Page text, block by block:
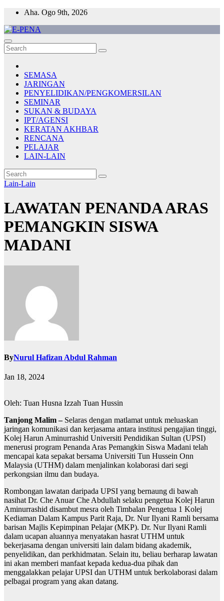
Skip
content
Aha. Ogo 9th, 2026
E-PENA
Berita Digital Terkini
SEMASA
JARINGAN
PENYELIDIKAN/PENGKOMERSILAN
SEMINAR
SUKAN & BUDAYA
IPT/AGENSI
KERATAN AKHBAR
RENCANA
PELAJAR
LAIN-LAIN
Lain-Lain
LAWATAN PENANDA ARAS
PEMANGKIN SISWA
MADANI
ByNurul Hafizan Abdul Rahman
Jan 18, 2024
Oleh: Tuan Husna Izzah Tuan Hussin
Tanjong Malim –Selaras dengan matlamat untuk meluaskan
jaringan komunikasi dan kerjasama antara institusi pengajian tinggi,
Kolej Harun Aminurrashid Universiti Pendidikan Sultan (UPSI)
menerusi program Penanda Aras Pemangkin Siswa Madani telah
mencapai kata sepakat bersama Universiti Tun Hussein Onn
Malaysia (UTHM) dalam menjalinkan kolaborasi dari segi
perkongsian ilmu dan budaya.
Rombongan lawatan daripada UPSI yang bernaung di bawah
nasihat Dr. Che Anuar Che Abdullah selaku pengetua Kolej Harun
Aminurrashid disambut mesra oleh Timbalan Pengetua 1 Kolej
Kediaman Dalam Kampus Parit Raja, Dr. Nur Ilyani Ramli bersama
barisan Majlis Kepimpinan Pelajar (MKP). Dr. Nur Ilyani Ramli
dalam ucapan aluannya menyatakan hasrat UTHM untuk
bekerjasama dengan universiti lain dalam bidang akademik,
penyelidikan, dan perkhidmatan. Selain itu, beliau berharap lawatan
ini akan memberi manfaat kepada kedua-dua pihak dan
menggalakkan pelajar UPSI dan UTHM untuk berkolaborasi dalam
pelbagai program yang akan datang.